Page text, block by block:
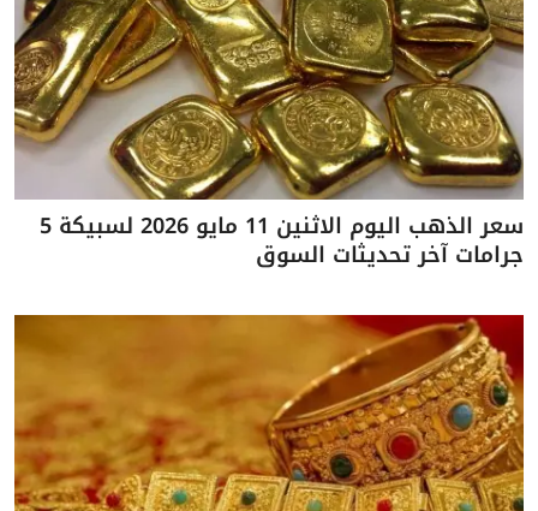
سعر الذهب اليوم الاثنين 11 مايو 2026 لسبيكة 5
جرامات آخر تحديثات السوق